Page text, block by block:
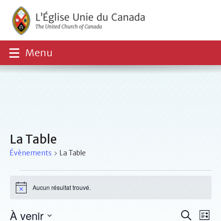
Menu
La Table
Évènements La Table
Évènements
Notice Aucun résultat trouvé.
Recherche
À venir